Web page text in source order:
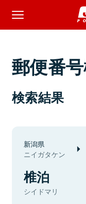
郵便番
検索結果
新潟県
ニイガタケン
椎泊
シイドマリ